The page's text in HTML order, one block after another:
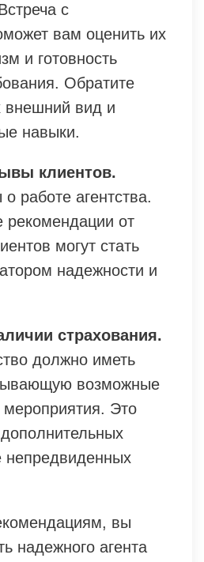
с
вам оценить их
и готовность
Обратите
внешний вид и
навыки.
клиентов.
работе агентства.
рекомендации от
могут стать
надежности и
страхования.
должно иметь
возможные
Это
непредвиденных
вы
надежного агента